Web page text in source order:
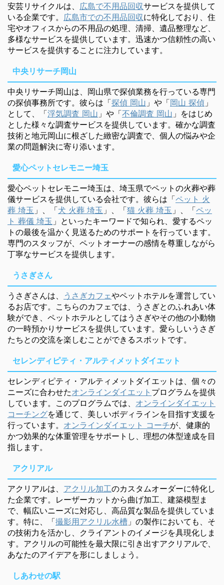
安芸リサイクルは、 広島で不用品回収サービスを提供して
いる企業です。 広島市での不用品回収に特化しており、住
宅やオフィスからの不用品の処理、清掃、遺品整理など、
多様なサービスを提供しています。迅速かつ信頼性の高い
サービスを提供することに注力しています。
中央リサーチ岡山
中央リサーチ岡山は、岡山県で探偵業務を行っている専門
の探偵事務所です。彼らは「探偵 岡山 」や「岡山 探偵 」
として、「浮気調査 岡山 」や「不倫調査 岡山 」をはじめ
とした様々な調査サービスを提供しています。確かな調査
技術と地元岡山に根ざした緻密な調査で、個人の悩みや企
業の問題解決に寄り添います。
愛心ペットセレモニー埼玉
愛心ペットセレモニー埼玉は、埼玉県でペットの火葬や葬
儀サービスを提供している会社です。彼らは「ペット 火
葬 埼玉 」、「犬 火葬 埼玉 」、「猫 火葬 埼玉 」、「ペッ
ト 葬儀 埼玉 」といったキーワードで知られ、愛するペッ
トの最後を温かく見送るためのサポートを行っています。
専門のスタッフが、ペットオーナーの感情を尊重しながら
丁寧なサービスを提供します。
うさぎさん
うさぎさんは、 うさぎカフェやペットホテルを運営してい
るお店です。こちらのカフェでは、うさぎとのふれあい体
験ができ、ペットホテルとしてはうさぎやその他の小動物
の一時預かりサービスを提供しています。愛らしいうさぎ
たちとの交流を楽しむことができるスポットです。
セレンディピティ・アルティメットダイエット
セレンディピティ・アルティメットダイエットは、個々の
ニーズに合わせたオンラインダイエット プログラムを提供
しています。このプログラムでは、 オンラインダイエット
コーチングを通じて、美しいボディラインを目指す支援を
行っています。 オンラインダイエット コーチが、健康的
かつ効果的な体重管理をサポートし、理想の体型達成を目
指します。
アクリアル
アクリアルは、 アクリル加工のカスタムオーダーに特化し
た企業です。レーザーカットから曲げ加工、建築模型ま
で、幅広いニーズに対応し、高品質な製品を提供していま
す。特に、「撮影用アクリル水槽 」の製作においても、そ
の技術力を活かし、クライアントのイメージを具現化しま
す。アクリルの可能性を最大限に引き出すアクリアルで、
あなたのアイデアを形にしましょう。
しあわせの駅